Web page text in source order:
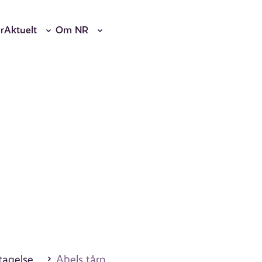
Aktuelt Om NR